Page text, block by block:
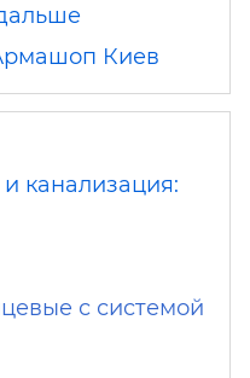
Киев
канализация:
с системой